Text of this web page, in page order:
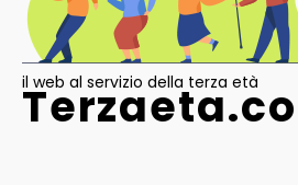
il web al servizio della terza età